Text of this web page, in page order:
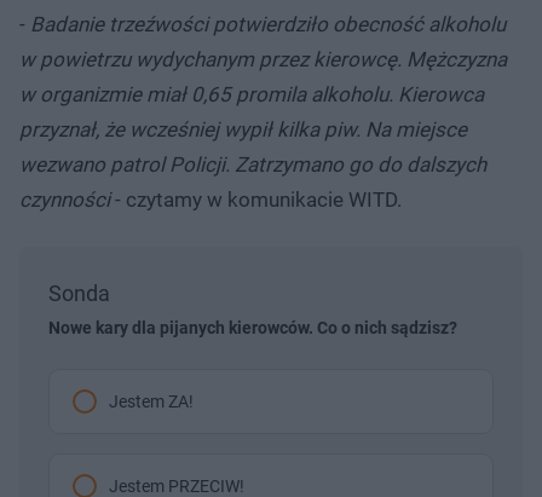
- Badanie trzeźwości potwierdziło obecność alkoholu
w powietrzu wydychanym przez kierowcę. Mężczyzna
w organizmie miał 0,65 promila alkoholu. Kierowca
przyznał, że wcześniej wypił kilka piw. Na miejsce
wezwano patrol Policji. Zatrzymano go do dalszych
czynności- czytamy w komunikacie WITD.
Sonda
Nowe kary dla pijanych kierowców. Co o nich sądzisz?
Jestem ZA!
Jestem PRZECIW!